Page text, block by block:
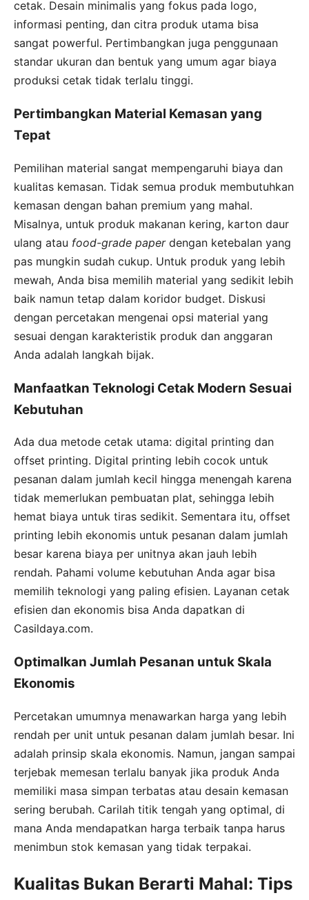
cetak. Desain minimalis yang fokus pada logo,
informasi penting, dan citra produk utama bisa
sangat powerful. Pertimbangkan juga penggunaan
standar ukuran dan bentuk yang umum agar biaya
produksi cetak tidak terlalu tinggi.
Pertimbangkan Material Kemasan yang
Tepat
Pemilihan material sangat mempengaruhi biaya dan
kualitas kemasan. Tidak semua produk membutuhkan
kemasan dengan bahan premium yang mahal.
Misalnya, untuk produk makanan kering, karton daur
ulang atau food-grade paperdengan ketebalan yang
pas mungkin sudah cukup. Untuk produk yang lebih
mewah, Anda bisa memilih material yang sedikit lebih
baik namun tetap dalam koridor budget. Diskusi
dengan percetakan mengenai opsi material yang
sesuai dengan karakteristik produk dan anggaran
Anda adalah langkah bijak.
Manfaatkan Teknologi Cetak Modern Sesuai
Kebutuhan
Ada dua metode cetak utama: digital printing dan
offset printing. Digital printing lebih cocok untuk
pesanan dalam jumlah kecil hingga menengah karena
tidak memerlukan pembuatan plat, sehingga lebih
hemat biaya untuk tiras sedikit. Sementara itu, offset
printing lebih ekonomis untuk pesanan dalam jumlah
besar karena biaya per unitnya akan jauh lebih
rendah. Pahami volume kebutuhan Anda agar bisa
memilih teknologi yang paling efisien. Layanan cetak
efisien dan ekonomis bisa Anda dapatkan di
Casildaya.com.
Optimalkan Jumlah Pesanan untuk Skala
Ekonomis
Percetakan umumnya menawarkan harga yang lebih
rendah per unit untuk pesanan dalam jumlah besar. Ini
adalah prinsip skala ekonomis. Namun, jangan sampai
terjebak memesan terlalu banyak jika produk Anda
memiliki masa simpan terbatas atau desain kemasan
sering berubah. Carilah titik tengah yang optimal, di
mana Anda mendapatkan harga terbaik tanpa harus
menimbun stok kemasan yang tidak terpakai.
Kualitas Bukan Berarti Mahal: Tips